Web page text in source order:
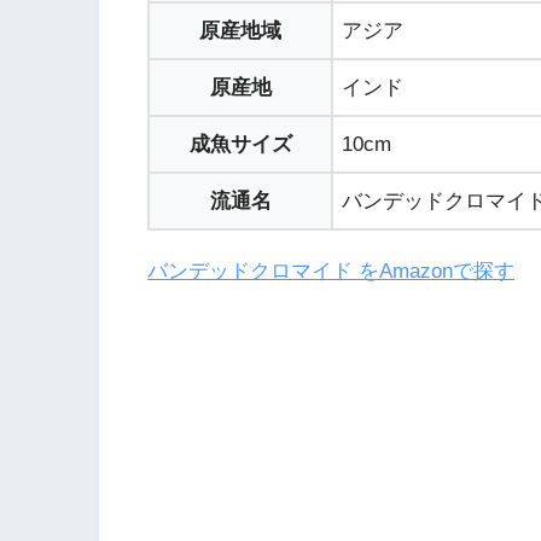
原産地域 アジア
原産地 インド
成魚サイズ 10cm
流通名 バンデッドクロマイ
バンデッドクロマイド をAmazonで探す